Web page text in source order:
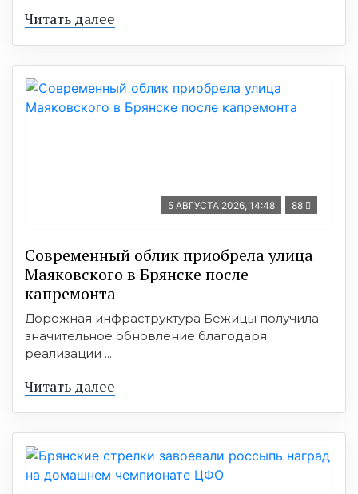
Читать далее
5 АВГУСТА 2026, 14:48 88
Современный облик приобрела улица
Маяковского в Брянске после
капремонта
Дорожная инфраструктура Бежицы получила
значительное обновление благодаря
реализации ...
Читать далее